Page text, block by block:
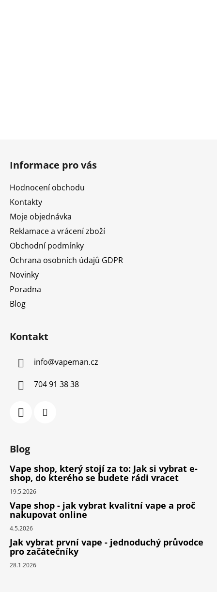
Informace pro vás
Hodnocení obchodu
Kontakty
Moje objednávka
Reklamace a vrácení zboží
Obchodní podmínky
Ochrana osobních údajů GDPR
Novinky
Poradna
Blog
Kontakt
info@vapeman.cz
704 91 38 38
Blog
Vape shop, který stojí za to: Jak si vybrat e-
shop, do kterého se budete rádi vracet
19.5.2026
Vape shop - jak vybrat kvalitní vape a proč
nakupovat online
4.5.2026
Jak vybrat první vape - jednoduchý průvodce
pro začátečníky
28.1.2026